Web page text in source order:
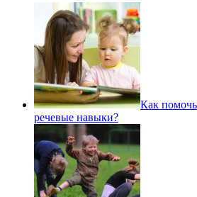
Как помочь
речевые навыки?